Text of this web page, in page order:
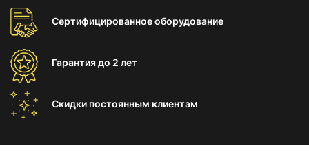
Сертифицированноеоборудование
Гарантиядо 2 лет
Скидки постоянным клиентам